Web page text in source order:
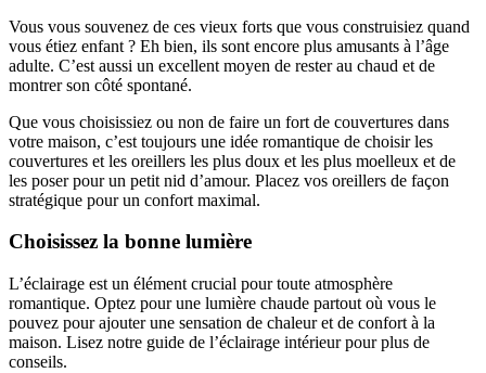
Vous vous souvenez de ces vieux forts que vous construisiez quand
vous étiez enfant ? Eh bien, ils sont encore plus amusants à l’âge
adulte. C’est aussi un excellent moyen de rester au chaud et de
montrer son côté spontané.
Que vous choisissiez ou non de faire un fort de couvertures dans
votre maison, c’est toujours une idée romantique de choisir les
couvertures et les oreillers les plus doux et les plus moelleux et de
les poser pour un petit nid d’amour. Placez vos oreillers de façon
stratégique pour un confort maximal.
Choisissez la bonne lumière
L’éclairage est un élément crucial pour toute atmosphère
romantique. Optez pour une lumière chaude partout où vous le
pouvez pour ajouter une sensation de chaleur et de confort à la
maison. Lisez notre guide de l’éclairage intérieur pour plus de
conseils.